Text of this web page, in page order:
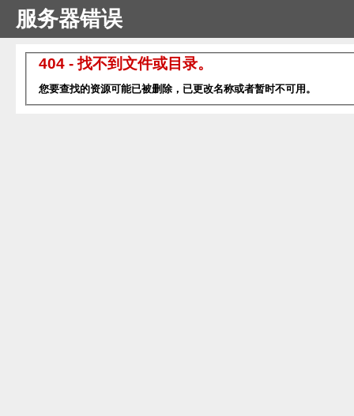
服务器错误
404 - 找不到文件或目录。
您要查找的资源可能已被删除，已更改名称或者暂时不可用。